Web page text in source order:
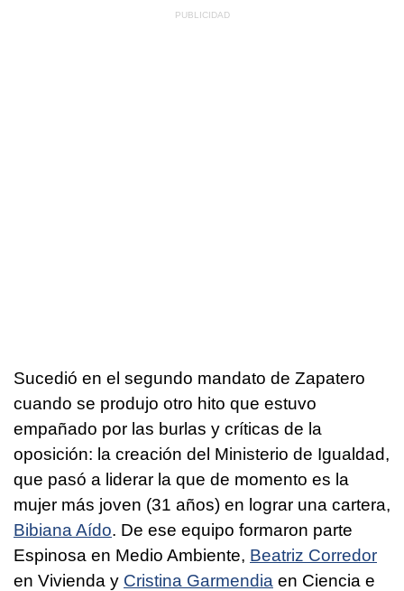
Sucedió en el segundo mandato de Zapatero
cuando se produjo otro hito que estuvo
empañado por las burlas y críticas de la
oposición: la creación del Ministerio de Igualdad,
que pasó a liderar la que de momento es la
mujer más joven (31 años) en lograr una cartera,
Bibiana Aído. De ese equipo formaron parte
Espinosa en Medio Ambiente, Beatriz Corredor
en Vivienda y Cristina Garmendia en Ciencia e